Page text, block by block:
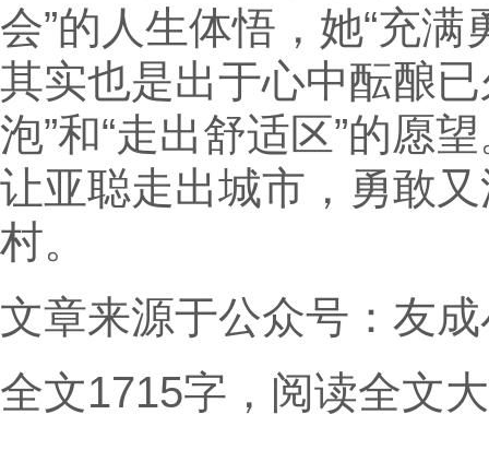
会”的人生体悟，她“充
其实也是出于心中酝酿
泡”和“走出舒适区”的愿
让亚聪走出城市，勇敢
村。
文章来源于公众号：友
全文1715字，阅读全文